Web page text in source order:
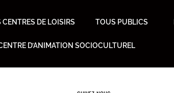
CENTRES DE LOISIRS TOUS PUBLICS
D’ANIMATION SOCIOCULTUREL